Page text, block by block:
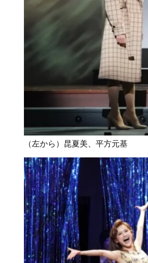
（左から）昆夏美、平方元基